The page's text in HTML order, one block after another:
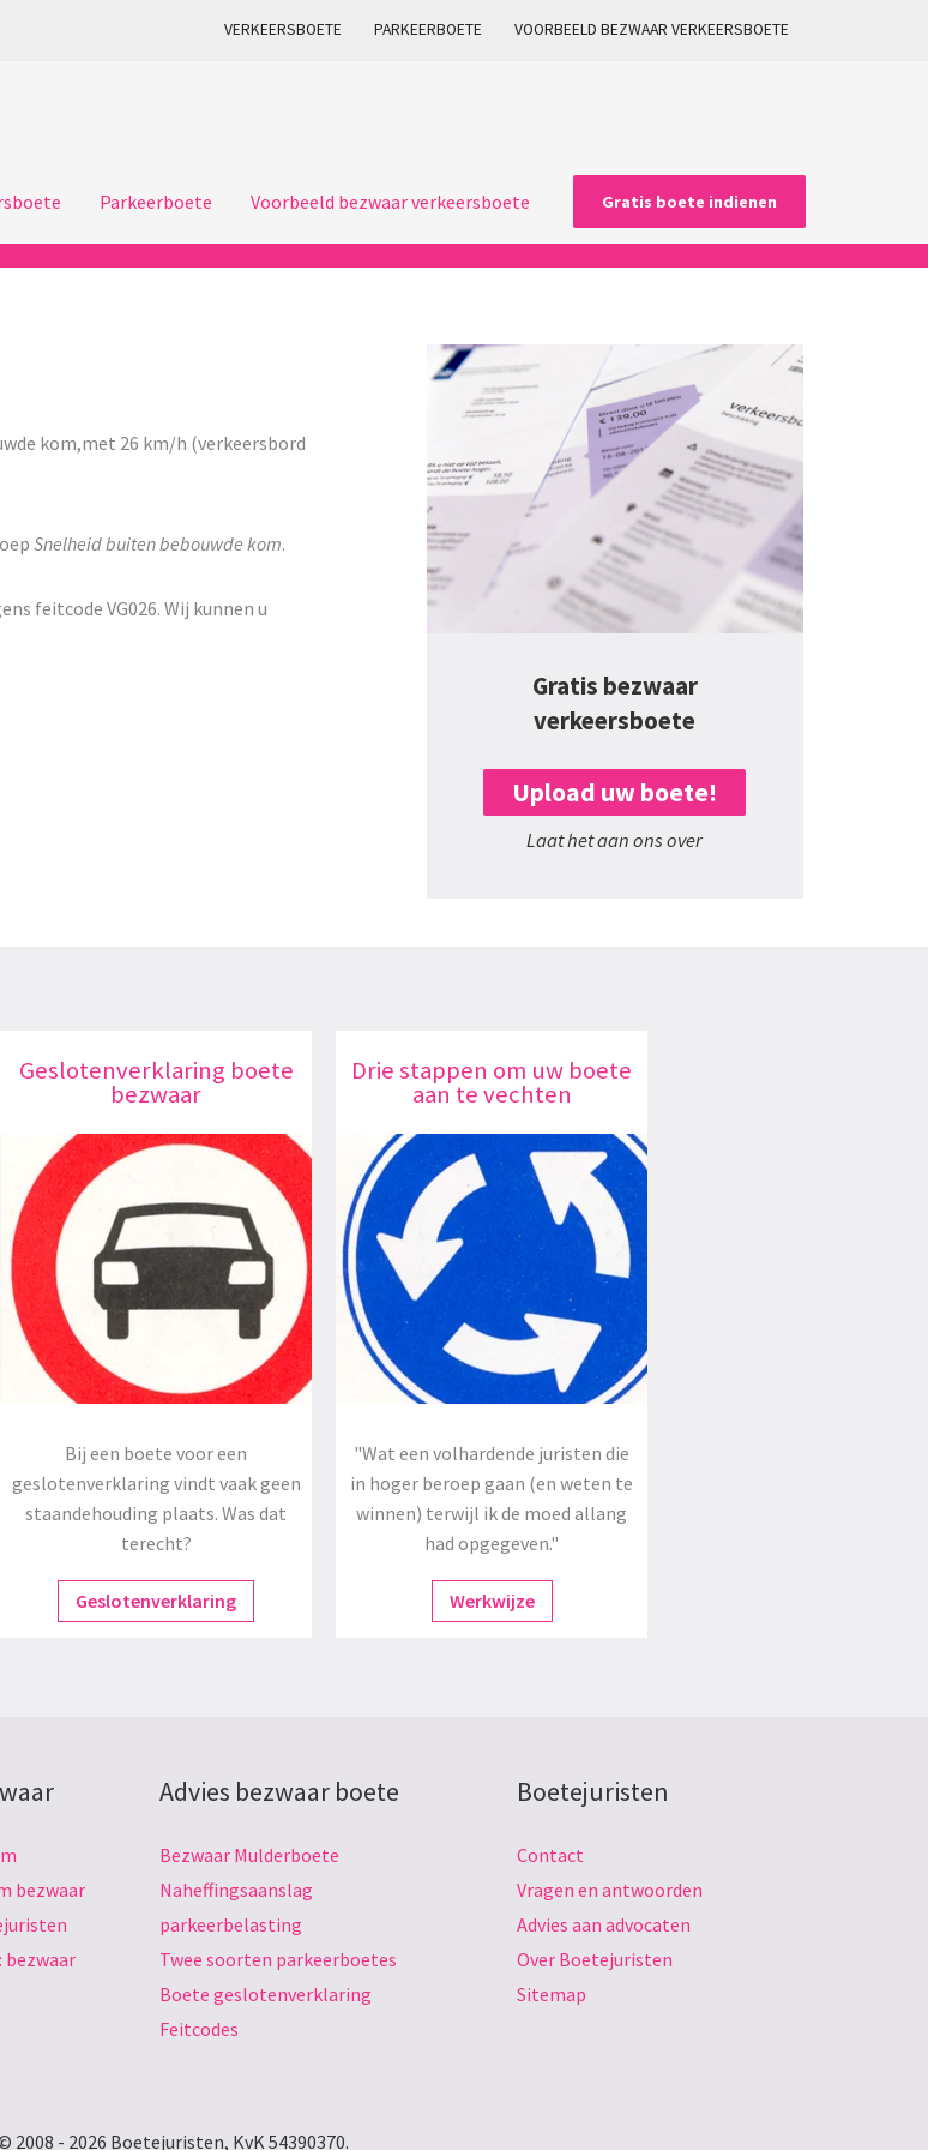
VERKEERSBOETE PARKEERBOETE VOORBEELD BEZWAAR VERKEERSBOETE
Parkeerboete Voorbeeld bezwaar verkeersboete Gratis boete indienen
kom,met 26 km/h (verkeersbord
Snelheid buiten bebouwde kom.
feitcode VG026. Wij kunnen u
Gratis bezwaar
verkeersboete
Upload uw boete!
Laat het aan ons over
Geslotenverklaring boete
bezwaar
Bij een boete voor een
geslotenverklaring vindt vaak geen
staandehouding plaats. Was dat
terecht?
Geslotenverklaring
Drie stappen om uw boete
aan te vechten
"Wat een volhardende juristen die
in hoger beroep gaan (en weten te
winnen) terwijl ik de moed allang
had opgegeven."
Werkwijze
bezwaar
bezwaar
Advies bezwaar boete
Bezwaar Mulderboete
Naheffingsaanslag
parkeerbelasting
Twee soorten parkeerboetes
Boete geslotenverklaring
Feitcodes
Boetejuristen
Contact
Vragen en antwoorden
Advies aan advocaten
Over Boetejuristen
Sitemap
2008 - 2026 Boetejuristen, KvK 54390370.